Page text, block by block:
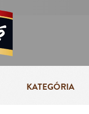
KATEGÓRIA